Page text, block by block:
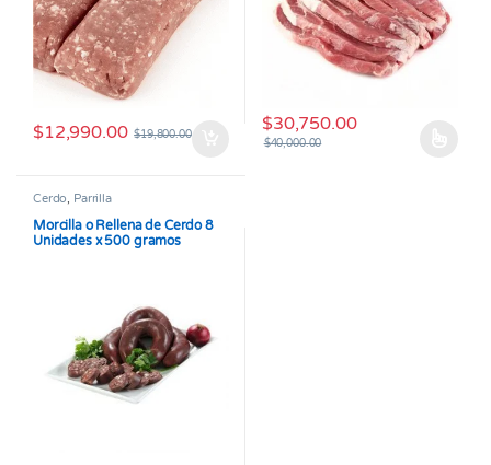
$12,990.00 $19,800.00 $30,750.00
$40,000.00
Este producto tiene múltiples
Cerdo, Parrilla
Morcilla o Rellena de Cerdo 8
Unidades x 500 gramos